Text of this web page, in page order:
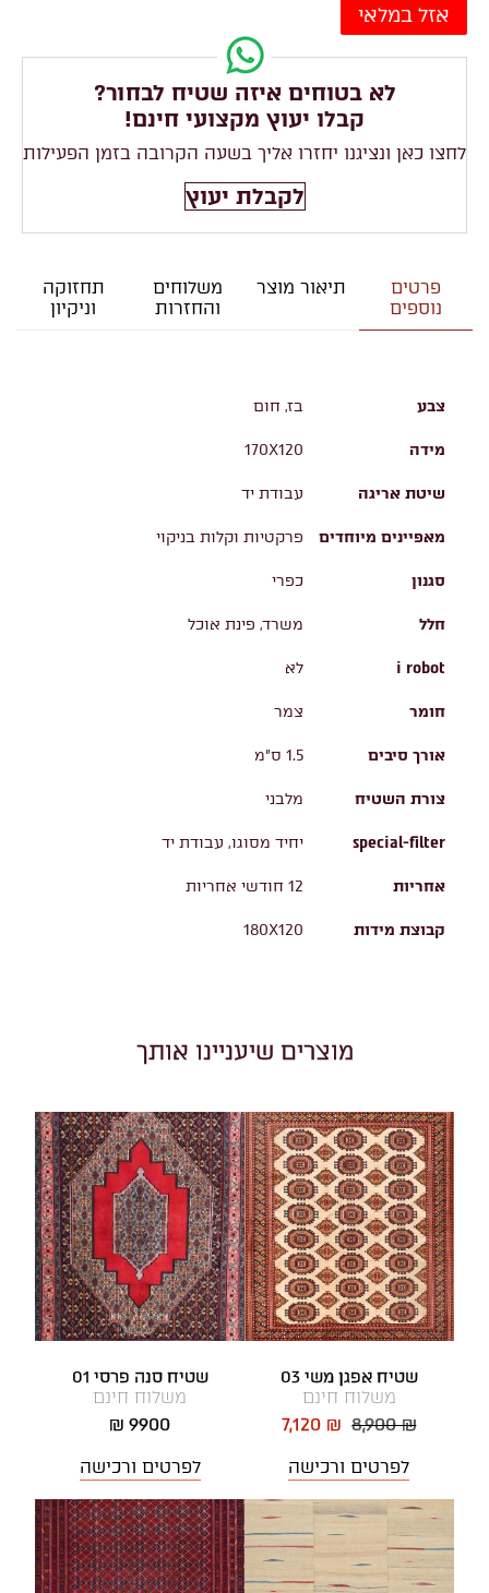
אזל במלאי
לא בטוחים איזה שטיח לבחור?
קבלו יעוץ מקצועי חינם!
לחצו כאן ונציגנו יחזרו אליך בשעה הקרובה בזמן הפעילות
לקבלת יעוץ
פרטים
נוספים
תיאור מוצר
משלוחים
והחזרות
תחזוקה
וניקיון
צבע בז, חום
מידה 170X120
שיטת אריגה עבודת יד
מאפיינים מיוחדים פרקטיות וקלות בניקוי
סגנון כפרי
חלל משרד, פינת אוכל
i robot לא
חומר צמר
אורך סיבים 1.5 ס"מ
צורת השטיח מלבני
special-filter יחיד מסוגו, עבודת יד
אחריות 12 חודשי אחריות
קבוצת מידות 180X120
מוצרים שיעניינו אותך
שטיח אפגן משי 03
משלוח חינם
8,900 ₪
7,120 ₪
לפרטים ורכישה
שטיח סנה פרסי 01
משלוח חינם
9900 ₪
לפרטים ורכישה